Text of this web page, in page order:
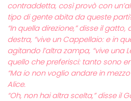
contraddetta, così provò con
tipo di gente abita da queste
“In quella direzione,” disse il
destra, “vive un Cappellaio: e in
agitando l’altra zampa, “vive una
quello che preferisci: tanto sono
“Ma io non voglio andare in
Alice.
“Oh, non hai altra scelta,” disse il